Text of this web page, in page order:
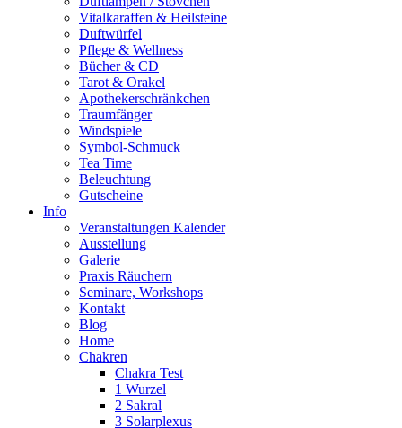
Vitalkaraffen & Heilsteine
Duftwürfel
Pflege & Wellness
Bücher & CD
Tarot & Orakel
Apothekerschränkchen
Traumfänger
Windspiele
Symbol-Schmuck
Tea Time
Beleuchtung
Gutscheine
Info
Veranstaltungen Kalender
Ausstellung
Galerie
Praxis Räuchern
Seminare, Workshops
Kontakt
Blog
Home
Chakren
Chakra Test
1 Wurzel
2 Sakral
3 Solarplexus